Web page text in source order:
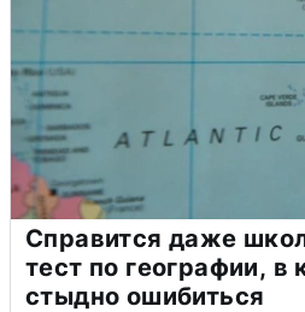
Справится даже
тест по географии, в
стыдно ошибиться